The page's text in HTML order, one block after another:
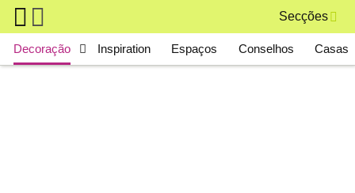
Skip to main content
Secções
Main navigation
Decoração Inspiration Espaços Conselhos Casas